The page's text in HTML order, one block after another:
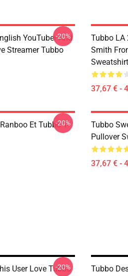
YouTuber And
Streamer Tubbo
-20%
Tubbo LA
Smith
37,67 € -
Et Tubbo T-
-20%
Tubbo
Pullover
37,67 € -
User Love Tubbo
-20%
Tubbo